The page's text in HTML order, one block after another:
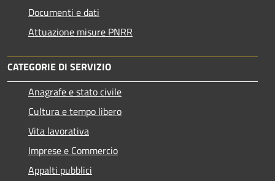
Documenti e dati
Attuazione misure PNRR
CATEGORIE DI SERVIZIO
Anagrafe e stato civile
Cultura e tempo libero
Vita lavorativa
Imprese e Commercio
Appalti pubblici